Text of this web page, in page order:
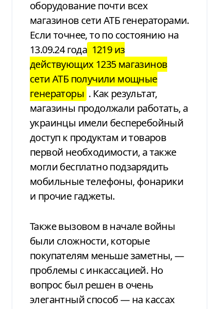
оборудование почти всех
магазинов сети АТБ генераторами.
Если точнее,то по состоянию на
13.09.24 года 1219 из
действующих 1235 магазинов
сети АТБ получили мощные
генераторы . Как результат,
магазины продолжали работать, а
украинцы имели бесперебойный
доступ к продуктам и товаров
первой необходимости, а также
могли бесплатно подзарядить
мобильныетелефоны, фонарики
и прочие гаджеты.
Также вызовом в началевойны
были сложности, которые
покупателям меньшезаметны, —
проблемы с инкассацией. Но
вопрос был решен в очень
элегантныйспособ — на кассах